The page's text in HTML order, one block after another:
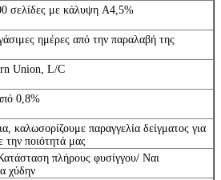
σελίδες με κάλυψη A4,5%
ημέρες από την παραλαβή της
Union, L/C
0,8%
καλωσορίζουμε παραγγελία δείγματος για
την ποιότητά μας
πλήρους φυσίγγου/ Ναι
χύδην